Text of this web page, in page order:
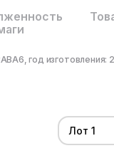
год изготовления:
Лот 1